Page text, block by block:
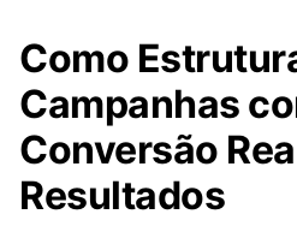
Como
Campanhas
Conversão
Resultados